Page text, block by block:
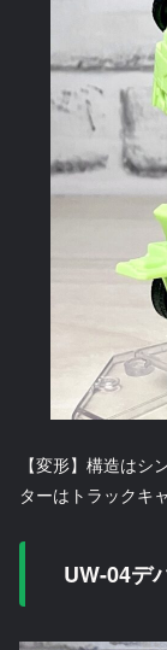
【変形】構造はシ
ターはトラックキ
UW-04デ